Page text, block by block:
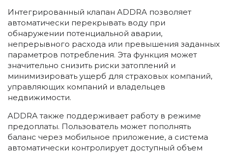
Интегрированный клапан ADDRA позволяет
автоматически перекрывать воду при
обнаружении потенциальной аварии,
непрерывного расхода или превышения заданных
параметров потребления. Эта функция может
значительно снизить риски затоплений и
минимизировать ущерб для страховых компаний,
управляющих компаний и владельцев
недвижимости.
ADDRA также поддерживает работу в режиме
предоплаты. Пользователь может пополнять
баланс через мобильное приложение, а система
автоматически контролирует доступный объем